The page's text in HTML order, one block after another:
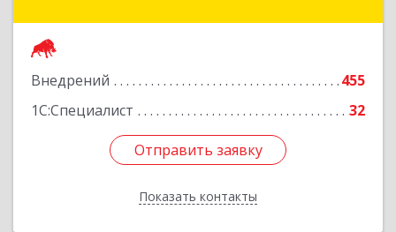
Внедрений
455
1С:Специалист
32
Отправить заявку
Показать контакты
Отправить заявку
Назад